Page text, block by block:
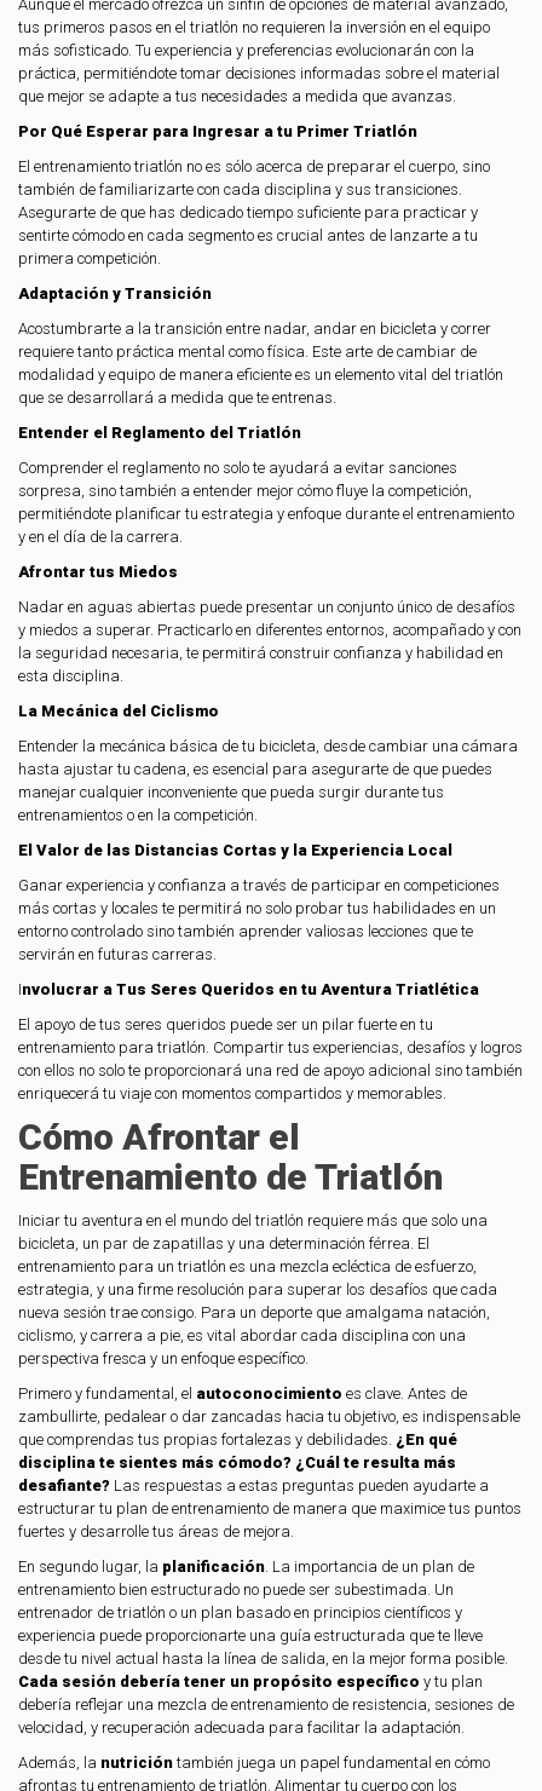
Aunque el mercado ofrezca un sinfín de opciones de material avanzado,
tus primeros pasos en el triatlón no requieren la inversión en el equipo
más sofisticado. Tu experiencia y preferencias evolucionarán con la
práctica, permitiéndote tomar decisiones informadas sobre el material
que mejor se adapte a tus necesidades a medida que avanzas.
Por Qué Esperar para Ingresar a tu Primer Triatlón
El entrenamiento triatlón no es sólo acerca de preparar el cuerpo, sino
también de familiarizarte con cada disciplina y sus transiciones.
Asegurarte de que has dedicado tiempo suficiente para practicar y
sentirte cómodo en cada segmento es crucial antes de lanzarte a tu
primera competición.
Adaptación y Transición
Acostumbrarte a la transición entre nadar, andar en bicicleta y correr
requiere tanto práctica mental como física. Este arte de cambiar de
modalidad y equipo de manera eficiente es un elemento vital del triatlón
que se desarrollará a medida que te entrenas.
Entender el Reglamento del Triatlón
Comprender el reglamento no solo te ayudará a evitar sanciones
sorpresa, sino también a entender mejor cómo fluye la competición,
permitiéndote planificar tu estrategia y enfoque durante el entrenamiento
y en el día de la carrera.
Afrontar tus Miedos
Nadar en aguas abiertas puede presentar un conjunto único de desafíos
y miedos a superar. Practicarlo en diferentes entornos, acompañado y con
la seguridad necesaria, te permitirá construir confianza y habilidad en
esta disciplina.
La Mecánica del Ciclismo
Entender la mecánica básica de tu bicicleta, desde cambiar una cámara
hasta ajustar tu cadena, es esencial para asegurarte de que puedes
manejar cualquier inconveniente que pueda surgir durante tus
entrenamientos o en la competición.
El Valor de las Distancias Cortas y la Experiencia Local
Ganar experiencia y confianza a través de participar en competiciones
más cortas y locales te permitirá no solo probar tus habilidades en un
entorno controlado sino también aprender valiosas lecciones que te
servirán en futuras carreras.
Involucrar a Tus Seres Queridos en tu Aventura Triatlética
El apoyo de tus seres queridos puede ser un pilar fuerte en tu
entrenamiento para triatlón. Compartir tus experiencias, desafíos y logros
con ellos no solo te proporcionará una red de apoyo adicional sino también
enriquecerá tu viaje con momentos compartidos y memorables.
Cómo Afrontar el
Entrenamiento de Triatlón
Iniciar tu aventura en el mundo del triatlón requiere más que solo una
bicicleta, un par de zapatillas y una determinación férrea. El
entrenamiento para un triatlón es una mezcla ecléctica de esfuerzo,
estrategia, y una firme resolución para superar los desafíos que cada
nueva sesión trae consigo. Para un deporte que amalgama natación,
ciclismo, y carrera a pie, es vital abordar cada disciplina con una
perspectiva fresca y un enfoque específico.
Primero y fundamental, el autoconocimiento es clave. Antes de
zambullirte, pedalear o dar zancadas hacia tu objetivo, es indispensable
que comprendas tus propias fortalezas y debilidades. ¿En qué
disciplina te sientes más cómodo? ¿Cuál te resulta más
desafiante? Las respuestas a estas preguntas pueden ayudarte a
estructurar tu plan de entrenamiento de manera que maximice tus puntos
fuertes y desarrolle tus áreas de mejora.
En segundo lugar, la planificación . La importancia de un plan de
entrenamiento bien estructurado no puede ser subestimada. Un
entrenador de triatlón o un plan basado en principios científicos y
experiencia puede proporcionarte una guía estructurada que te lleve
desde tu nivel actual hasta la línea de salida, en la mejor forma posible.
Cada sesión debería tener un propósito específico y tu plan
debería reflejar una mezcla de entrenamiento de resistencia, sesiones de
velocidad, y recuperación adecuada para facilitar la adaptación.
Además, la nutricióntambién juega un papel fundamental en cómo
afrontas tu entrenamiento de triatlón. Alimentar tu cuerpo con los